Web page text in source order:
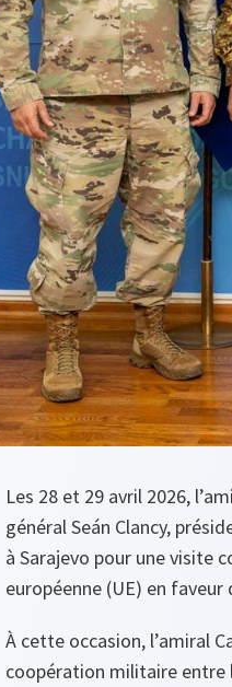
Les 28 et 29 avril 2026,
général Seán Clancy,
à Sarajevo pour une visite
européenne (UE) en
À cette occasion, l’amiral
coopération militaire entre